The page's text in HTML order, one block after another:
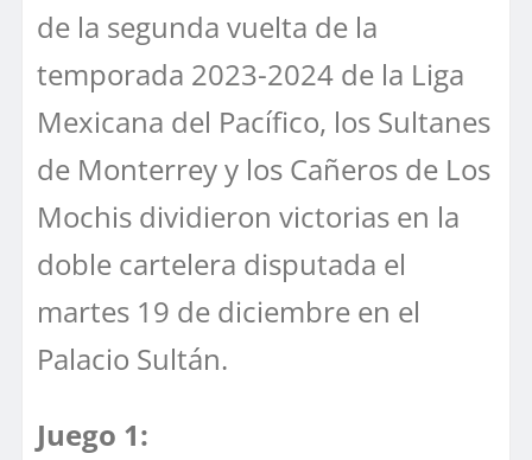
de la segunda vuelta de la
temporada 2023-2024 de la Liga
Mexicana del Pacífico, los Sultanes
de Monterrey y los Cañeros de Los
Mochis dividieron victorias en la
doble cartelera disputada el
martes 19 de diciembre en el
Palacio Sultán.
Juego 1: